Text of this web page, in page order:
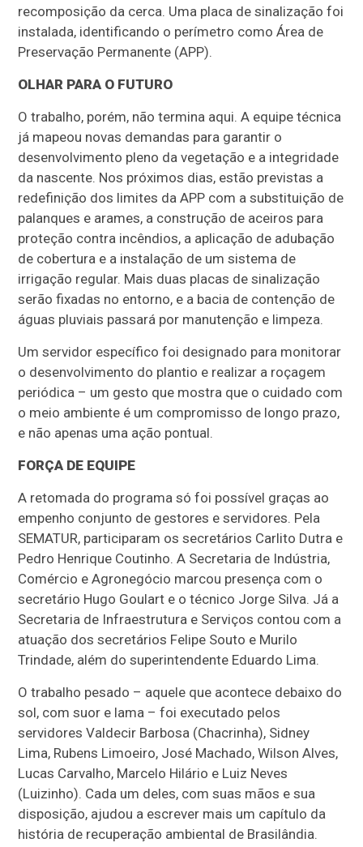
recomposição da cerca. Uma placa de sinalização foi
instalada, identificando o perímetro como Área de
Preservação Permanente (APP).
OLHAR PARA O FUTURO
O trabalho, porém, não termina aqui. A equipe técnica
já mapeou novas demandas para garantir o
desenvolvimento pleno da vegetação e a integridade
da nascente. Nos próximos dias, estão previstas a
redefinição dos limites da APP com a substituição de
palanques e arames, a construção de aceiros para
proteção contra incêndios, a aplicação de adubação
de cobertura e a instalação de um sistema de
irrigação regular. Mais duas placas de sinalização
serão fixadas no entorno, e a bacia de contenção de
águas pluviais passará por manutenção e limpeza.
Um servidor específico foi designado para monitorar
o desenvolvimento do plantio e realizar a roçagem
periódica – um gesto que mostra que o cuidado com
o meio ambiente é um compromisso de longo prazo,
e não apenas uma ação pontual.
FORÇA DE EQUIPE
A retomada do programa só foi possível graças ao
empenho conjunto de gestores e servidores. Pela
SEMATUR, participaram os secretários Carlito Dutra e
Pedro Henrique Coutinho. A Secretaria de Indústria,
Comércio e Agronegócio marcou presença com o
secretário Hugo Goulart e o técnico Jorge Silva. Já a
Secretaria de Infraestrutura e Serviços contou com a
atuação dos secretários Felipe Souto e Murilo
Trindade, além do superintendente Eduardo Lima.
O trabalho pesado – aquele que acontece debaixo do
sol, com suor e lama – foi executado pelos
servidores Valdecir Barbosa (Chacrinha), Sidney
Lima, Rubens Limoeiro, José Machado, Wilson Alves,
Lucas Carvalho, Marcelo Hilário e Luiz Neves
(Luizinho). Cada um deles, com suas mãos e sua
disposição, ajudou a escrever mais um capítulo da
história de recuperação ambiental de Brasilândia.